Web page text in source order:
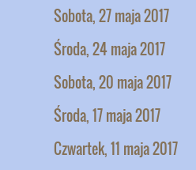
Sobota, 27 maja 2017
Środa, 24 maja 2017
Sobota, 20 maja 2017
Środa, 17 maja 2017
Czwartek, 11 maja 2017